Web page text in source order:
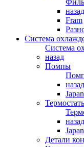
назад
Fram
Система
Система
назад
Помпы
назад
назад
Детали